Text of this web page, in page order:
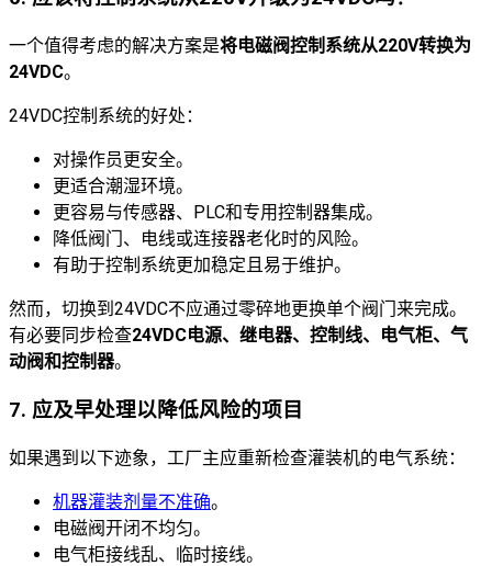
一个值得考虑的解决方案是将电磁阀控制系统从220V转换为
24VDC。
24VDC控制系统的好处：
对操作员更安全。
更适合潮湿环境。
更容易与传感器、PLC和专用控制器集成。
降低阀门、电线或连接器老化时的风险。
有助于控制系统更加稳定且易于维护。
然而，切换到24VDC不应通过零碎地更换单个阀门来完成。
有必要同步检查24VDC电源、继电器、控制线、电气柜、气
动阀和控制器。
7. 应及早处理以降低风险的项目
如果遇到以下迹象，工厂主应重新检查灌装机的电气系统：
机器灌装剂量不准确。
电磁阀开闭不均匀。
电气柜接线乱、临时接线。